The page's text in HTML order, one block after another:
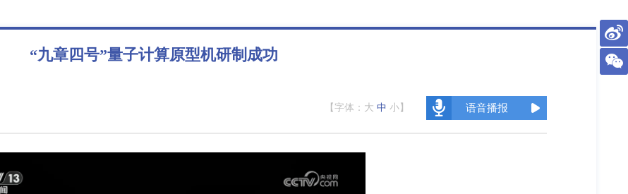
“九章四号”量子计算原型机研制成功
【字体： 大 中 小 】 语音播报